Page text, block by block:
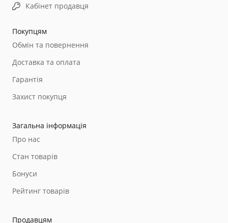
Покупцям
Обмін та повернення
Доставка та оплата
Гарантія
Захист покупця
Загальна інформація
Про нас
Стан товарів
Бонуси
Рейтинг товарів
Продавцям
Кабінет продавця